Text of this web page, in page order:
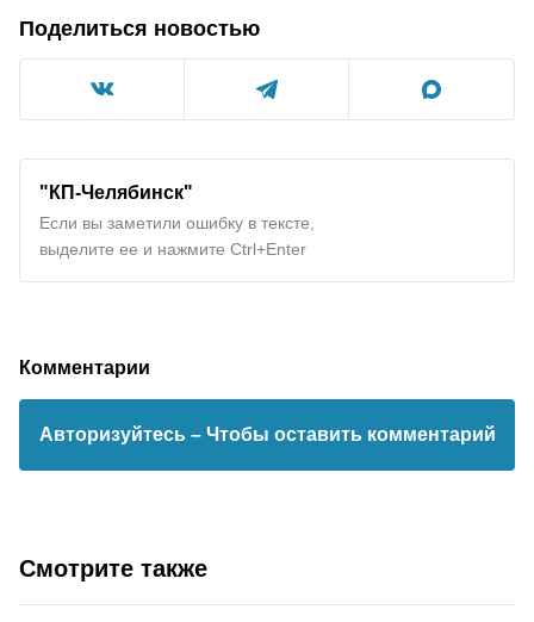
Поделиться новостью
"КП-Челябинск"
Если вы заметили ошибку в тексте,
выделите ее и нажмите Ctrl+Enter
Комментарии
Авторизуйтесь – Чтобы оставить комментарий
Смотрите также